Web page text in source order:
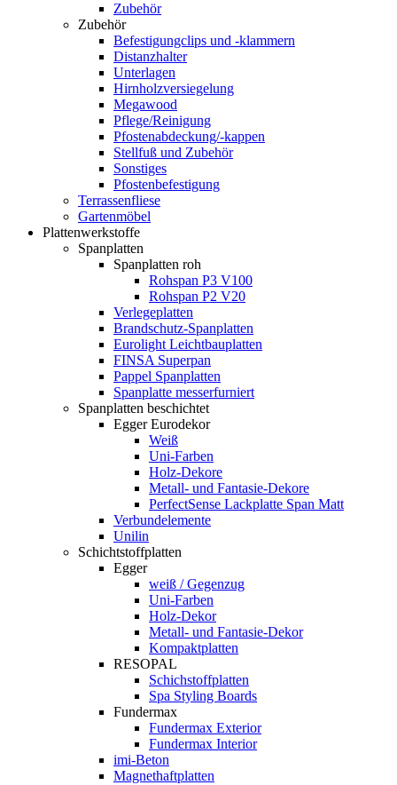
Zubehör
Zubehör
Befestigungclips und -klammern
Distanzhalter
Unterlagen
Hirnholzversiegelung
Megawood
Pflege/Reinigung
Pfostenabdeckung/-kappen
Stellfuß und Zubehör
Sonstiges
Pfostenbefestigung
Terrassenfliese
Gartenmöbel
Plattenwerkstoffe
Spanplatten
Spanplatten roh
Rohspan P3 V100
Rohspan P2 V20
Verlegeplatten
Brandschutz-Spanplatten
Eurolight Leichtbauplatten
FINSA Superpan
Pappel Spanplatten
Spanplatte messerfurniert
Spanplatten beschichtet
Egger Eurodekor
Weiß
Uni-Farben
Holz-Dekore
Metall- und Fantasie-Dekore
PerfectSense Lackplatte Span Matt
Verbundelemente
Unilin
Schichtstoffplatten
Egger
weiß / Gegenzug
Uni-Farben
Holz-Dekor
Metall- und Fantasie-Dekor
Kompaktplatten
RESOPAL
Schichstoffplatten
Spa Styling Boards
Fundermax
Fundermax Exterior
Fundermax Interior
imi-Beton
Magnethaftplatten